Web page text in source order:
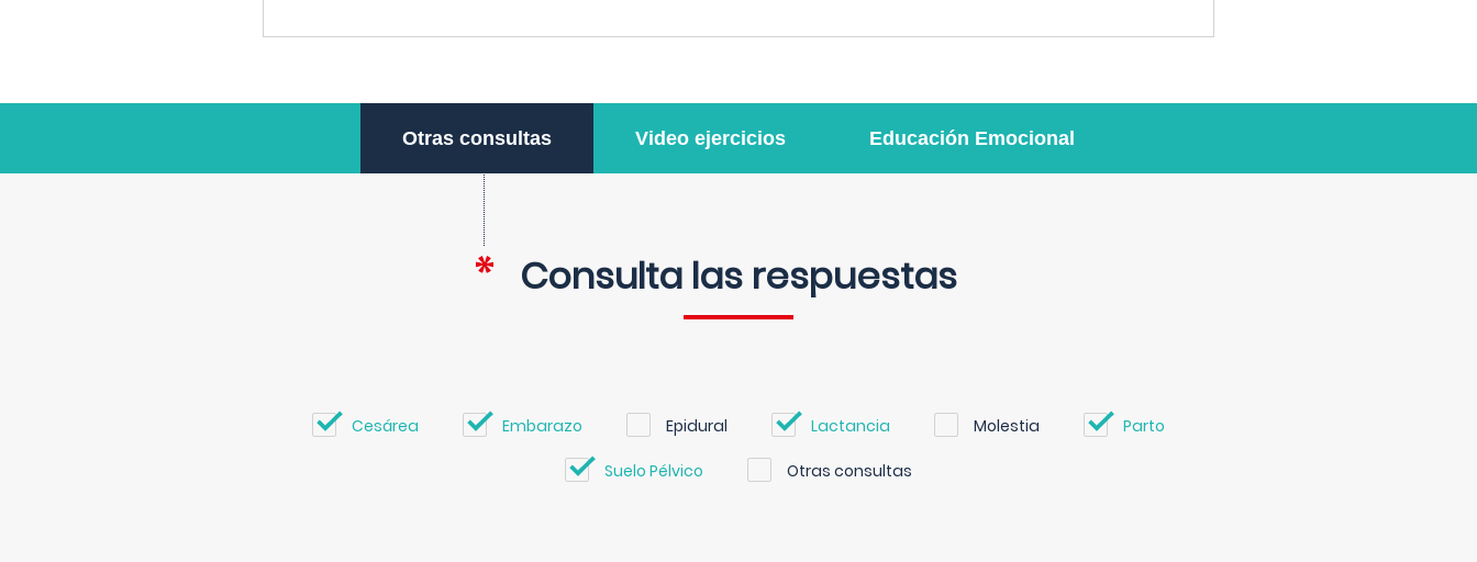
Otras consultas Video ejercicios Educación Emocional
Consulta las respuestas
Cesárea Embarazo Epidural Lactancia Molestia Parto
Suelo Pélvico Otras consultas